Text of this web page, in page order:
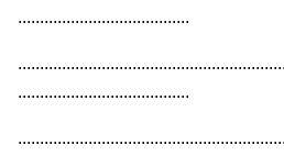
.......................................
.......................................